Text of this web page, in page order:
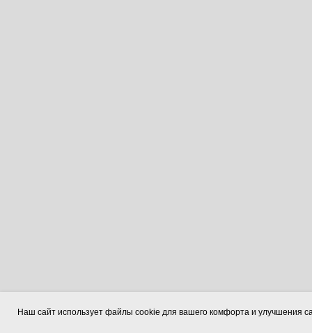
Наш сайт использует файлы cookie для вашего комфорта и улучшения